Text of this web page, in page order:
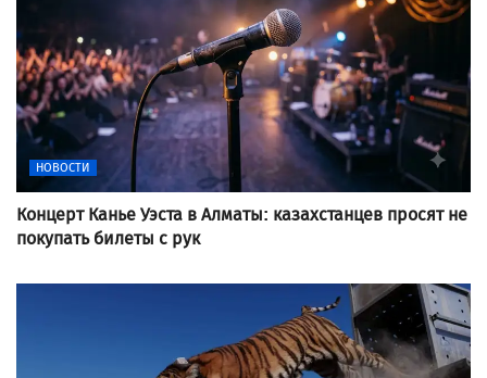
НОВОСТИ
Концерт Канье Уэста в Алматы: казахстанцев просят не
покупать билеты с рук